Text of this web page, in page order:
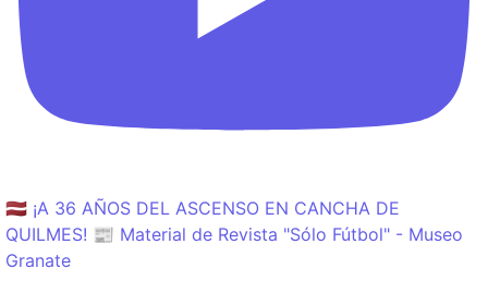
🇱🇻 ¡A 36 AÑOS DEL ASCENSO EN CANCHA DE
QUILMES! 📰 Material de Revista "Sólo Fútbol" - Museo
Granate